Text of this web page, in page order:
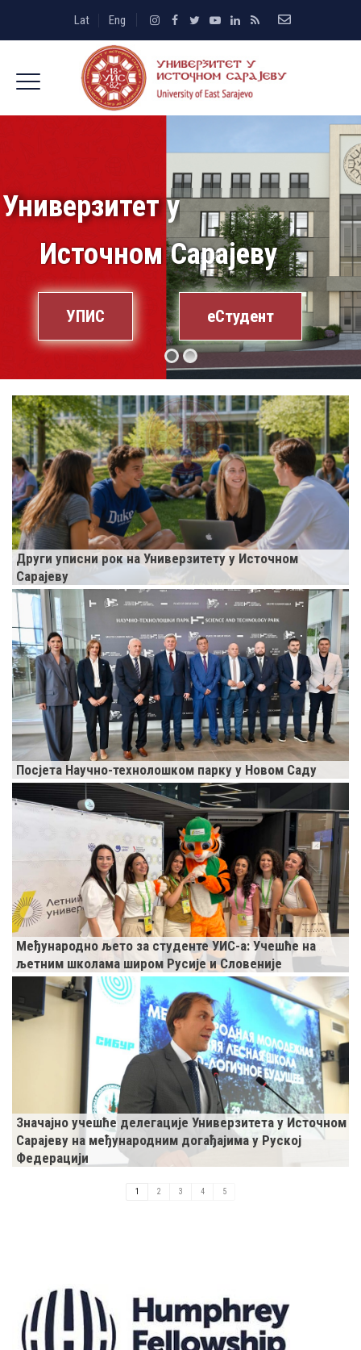
Lat Eng
еСтудент
Универзитет у
Источном Сарајеву
УПИС
Други уписни рок на Универзитету у Источном
Сарајеву
Посјета Научно-технолошком парку у Новом Саду
Међународно љето за студенте УИС-а: Учешће на
љетним школама широм Русије и Словеније
Значајно учешће делегације Универзитета у Источном
Сарајеву на међународним догађајима у Руској
Федерацији
1 2 3 4 5